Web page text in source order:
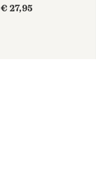
€ 27,95